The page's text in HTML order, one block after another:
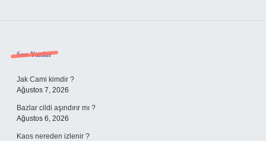
Sidebar
Son Yazılar
Jak Cami kimdir ?
Ağustos 7, 2026
Bazlar cildi aşındırır mı ?
Ağustos 6, 2026
Kaos nereden izlenir ?